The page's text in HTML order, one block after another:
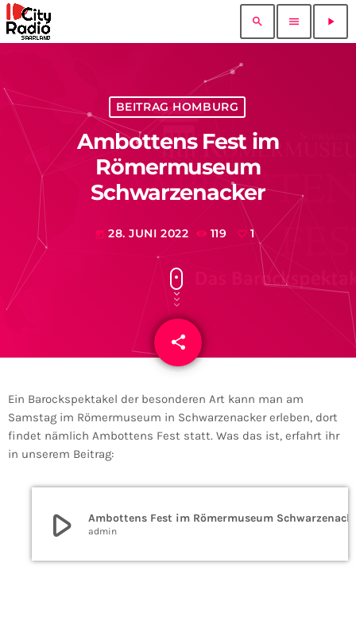
search menu play_arrow
BEITRAG HOMBURG
Ambottens Fest im
Römermuseum
Schwarzenacker
today 28. JUNI 2022 119 1
share
email
Ein Barockspektakel der besonderen Art kann man am
Samstag im Römermuseum in Schwarzenacker erleben, dort
findet nämlich Ambottens Fest statt. Was das ist, erfahrt ihr
in unserem Beitrag:
play_arrow admin